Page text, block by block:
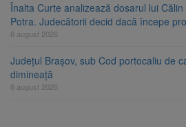
Înalta Curte analizează dosarul lui
Potra. Judecătorii decid dacă începe
6 august 2026
Județul Brașov, sub Cod portocaliu de
dimineață
6 august 2026